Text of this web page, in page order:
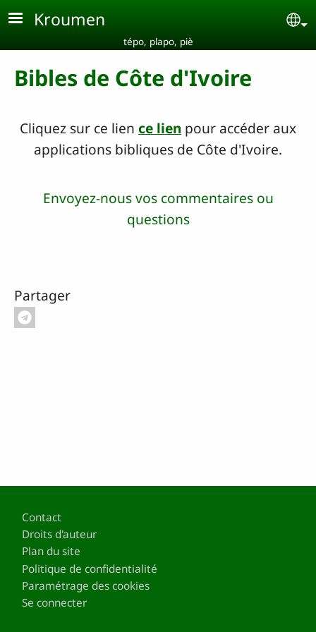
Aller au contenu principal
Kroumen
tépo, plapo, piè
Bibles de Côte d'Ivoire
Cliquez sur ce lien ce lien pour accéder aux
applications bibliques de Côte d'Ivoire.
Envoyez-nous vos commentaires ou
questions
Partager
Pied de page
Contact
Droits d'auteur
Plan du site
Politique de confidentialité
Paramétrage des cookies
Se connecter